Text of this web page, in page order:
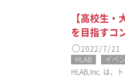
【高校生
を目指すコ
2022/7/21
HLAB
イベ
HLAB,Inc. は、